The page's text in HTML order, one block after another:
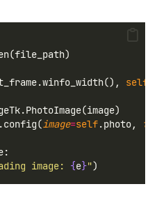
self
image=self.photo, text
image: {e}")